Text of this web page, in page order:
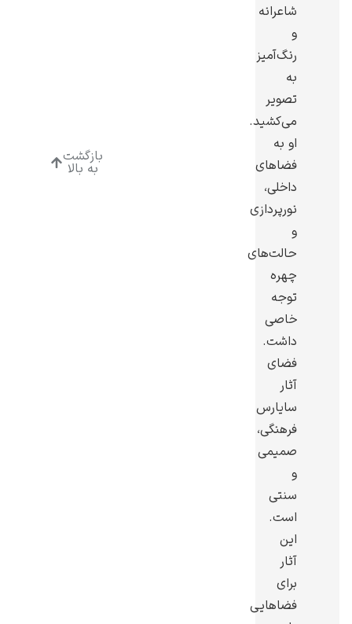
لودویگ دویچ
پل سزان
شاعرانه
و
رنگ‌آمیز
به
تصویر
می‌کشید.
او به
فضاهای
داخلی،
نورپردازی
و
حالت‌های
چهره
توجه
خاصی
داشت.
فضای
آثار
سایارس
فرهنگی،
صمیمی
و
سنتی
است.
این
آثار
برای
فضاهایی
بازگشت
به بالا